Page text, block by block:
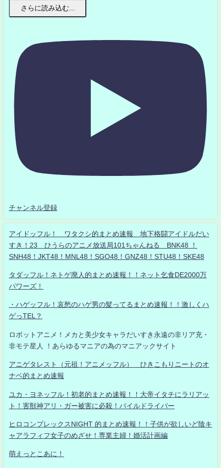
さらに読み込む...
チャンネル登録
アイドッフル！ ワタクシ的まとめ速報 地下格闘アイドルだい
すき！23 ひうらのアニメ放送局101ちゃんねる BNK48 ！
SNH48！JKT48！MNL48！SGO48！GNZ48！STU48！SKE48
タダッフル！ネトゲ廃人的まとめ速報！！ネット乞食DE2000万
パワーズ！
・ハゲッフル！哀愁のハゲ男の髪ってるまとめ速報！！激しくハ
ゲっTEL？
ロボットアニメ！メカと美少女キャラだいすき永遠の非リア充・
非モテ星人 ！あらゆるマニアの為のマニアックサイト
アニゲタレスト（元祖！アニメッフル） ひきこもりニートのオ
ナベ的まとめ速報
ユカ・ヨネッフル！初老的まとめ速報！！大帝イタチにラリアッ
ト！害獣神アリ・ガー被害に必殺！パイルドライバー
ヒロコンプレックスNIGHT 的まとめ速報！！子供が欲しいど陰キ
ャアラフィフ女子のめざせ！専業主婦！婚活計画編
萌えっとこあに！